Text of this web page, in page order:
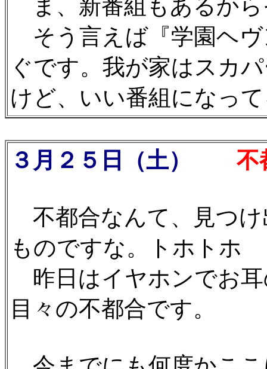
ま、新番組もあるか
そう言えば『学園ヘ
ぐです。我が家はスカ
けど、いい番組になっ
３月２５日（土） 不
不都合なんて、見つ
ものですな。トホトホ
昨日はイヤホンでお
目々の不都合です。